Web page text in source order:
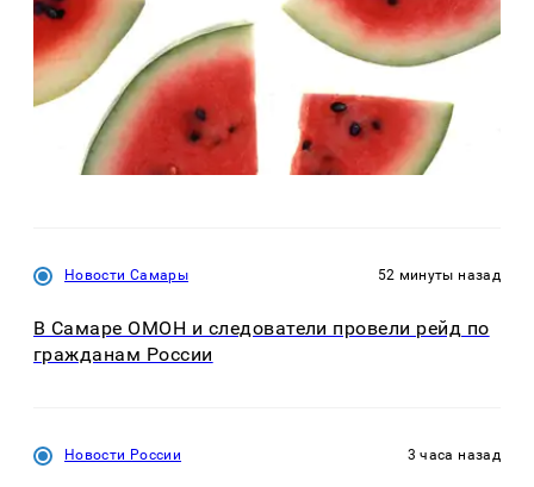
Новости Самары 52 минуты назад
В Самаре ОМОН и следователи провели рейд по
гражданам России
Новости России 3 часа назад